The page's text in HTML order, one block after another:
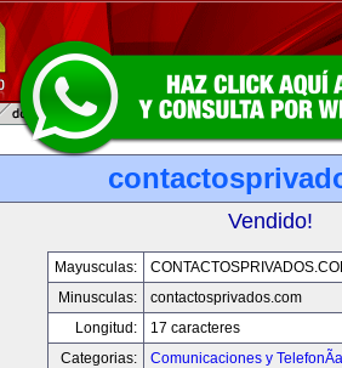
Vendido!
Mayusculas:
Minusculas:
contactosprivados.com
Longitud:
17 caracteres
Categorias:
Comunicaciones y TelefonÃ­a